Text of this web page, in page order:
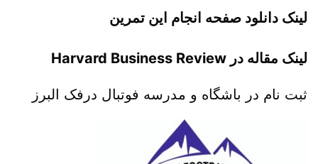
لینک دانلود صفحه انجام این تمرین
لینک مقاله در Harvard Business Review
ثبت نام در باشگاه و مدرسه فوتبال درفک البرز